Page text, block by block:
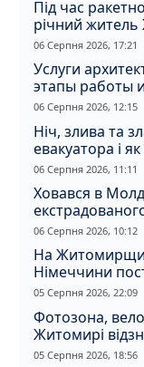
Під час
річний
06 Серпня 2026, 17:21
Услуги
этапы работы
06 Серпня 2026, 12:15
Ніч, злива та
евакуатора і
06 Серпня 2026, 11:11
Ховався в
і відмивання
06 Серпня 2026, 10:12
На
Німеччини
05 Серпня 2026, 22:09
Фотозона,
Житомирі
Незалежності
05 Серпня 2026, 18:56